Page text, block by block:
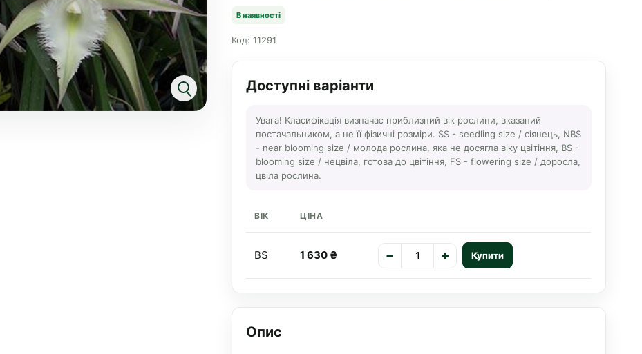
В наявності
Код: 11291
Доступні варіанти
Увага! Класифікація визначає приблизний вік рослини, вказаний
постачальником, а не її фізичні розміри. SS - seedling size / сіянець, NBS
- near blooming size / молода рослина, яка не досягла віку цвітіння, BS -
blooming size / нецвіла, готова до цвітіння, FS - flowering size / доросла,
цвіла рослина.
ВІК ЦІНА
BS 1 630 ₴ − + Купити
Опис